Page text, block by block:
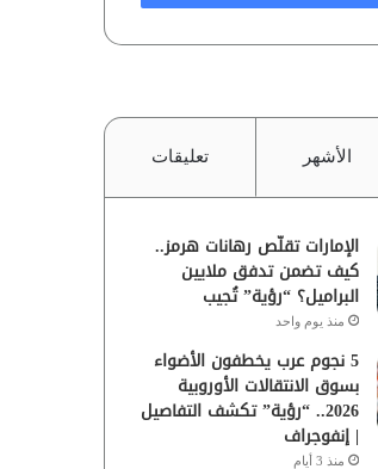
الأشهر تعليقات
الإمارات تقلّص رهانات هرمز..
كيف تضمن تدفق ملايين
البراميل؟ “رؤية” تُجيب
منذ يوم واحد
5 نجوم عرب يخطفون الأضواء
بسوق الانتقالات الأوروبية
2026.. “رؤية” تكشف التفاصيل
| إنفوجراف
منذ 3 أيام